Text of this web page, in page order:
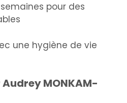
pour des
une hygiène de vie
Audrey MONKAM-